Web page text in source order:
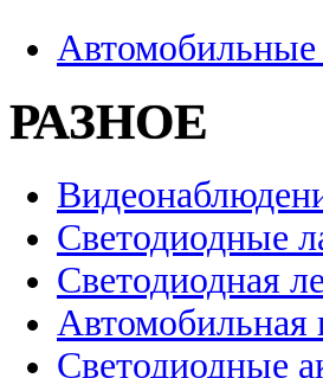
Автомобильные
РАЗНОЕ
Светодиодные
Светодиодная
Автомобильная
Светодиодные